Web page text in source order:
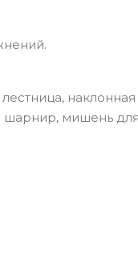
шарнир, мишень